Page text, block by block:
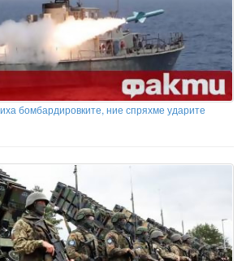
бомбардировките, ние спряхме ударите